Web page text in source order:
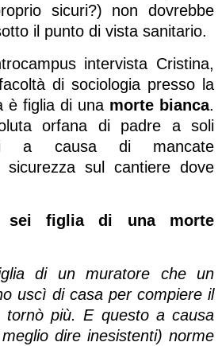
sicuri?) non dovrebbe
il punto di vista sanitario.
intervista Cristina,
di sociologia presso la
è figlia di una morte bianca.
orfana di padre a soli
a causa di mancate
sicurezza sul cantiere dove
sei figlia di una morte
di un muratore che un
uscì di casa per compiere il
più. E questo a causa
dire inesistenti) norme